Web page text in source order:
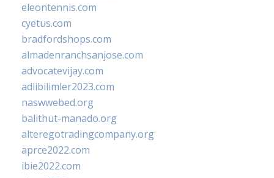
eleontennis.com
cyetus.com
bradfordshops.com
almadenranchsanjose.com
advocatevijay.com
adlibilimler2023.com
naswwebed.org
balithut-manado.org
alteregotradingcompany.org
aprce2022.com
ibie2022.com